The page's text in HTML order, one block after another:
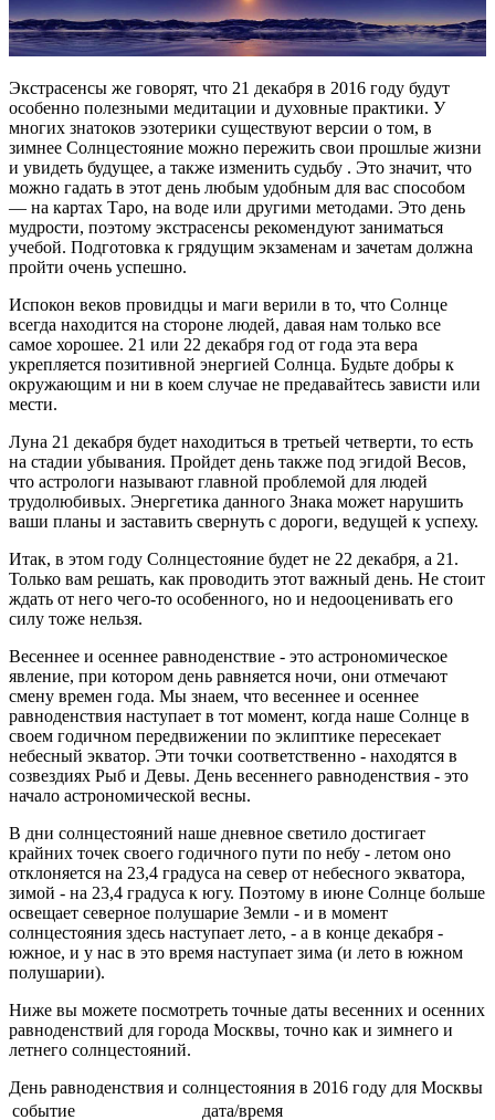
Экстрасенсы же говорят, что 21 декабря в 2016 году будут
особенно полезными медитации и духовные практики. У
многих знатоков эзотерики существуют версии о том, в
зимнее Солнцестояние можно пережить свои прошлые жизни
и увидеть будущее, а также изменить судьбу . Это значит, что
можно гадать в этот день любым удобным для вас способом
— на картах Таро, на воде или другими методами. Это день
мудрости, поэтому экстрасенсы рекомендуют заниматься
учебой. Подготовка к грядущим экзаменам и зачетам должна
пройти очень успешно.
Испокон веков провидцы и маги верили в то, что Солнце
всегда находится на стороне людей, давая нам только все
самое хорошее. 21 или 22 декабря год от года эта вера
укрепляется позитивной энергией Солнца. Будьте добры к
окружающим и ни в коем случае не предавайтесь зависти или
мести.
Луна 21 декабря будет находиться в третьей четверти, то есть
на стадии убывания. Пройдет день также под эгидой Весов,
что астрологи называют главной проблемой для людей
трудолюбивых. Энергетика данного Знака может нарушить
ваши планы и заставить свернуть с дороги, ведущей к успеху.
Итак, в этом году Солнцестояние будет не 22 декабря, а 21.
Только вам решать, как проводить этот важный день. Не стоит
ждать от него чего-то особенного, но и недооценивать его
силу тоже нельзя.
Весеннее и осеннее равноденствие - это астрономическое
явление, при котором день равняется ночи, они отмечают
смену времен года. Мы знаем, что весеннее и осеннее
равноденствия наступает в тот момент, когда наше Солнце в
своем годичном передвижении по эклиптике пересекает
небесный экватор. Эти точки соответственно - находятся в
созвездиях Рыб и Девы. День весеннего равноденствия - это
начало астрономической весны.
В дни солнцестояний наше дневное светило достигает
крайних точек своего годичного пути по небу - летом оно
отклоняется на 23,4 градуса на север от небесного экватора,
зимой - на 23,4 градуса к югу. Поэтому в июне Солнце больше
освещает северное полушарие Земли - и в момент
солнцестояния здесь наступает лето, - а в конце декабря -
южное, и у нас в это время наступает зима (и лето в южном
полушарии).
Ниже вы можете посмотреть точные даты весенних и осенних
равноденствий для города Москвы, точно как и зимнего и
летнего солнцестояний.
День равноденствия и солнцестояния в 2016 году для Москвы
событие
дата/время